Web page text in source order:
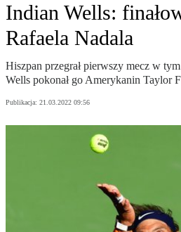
Indian Wells:
Rafaela Nadala
Hiszpan przegrał pierwszy mecz w
Wells pokonał go Amerykanin Taylor
Publikacja: 21.03.2022 09:56